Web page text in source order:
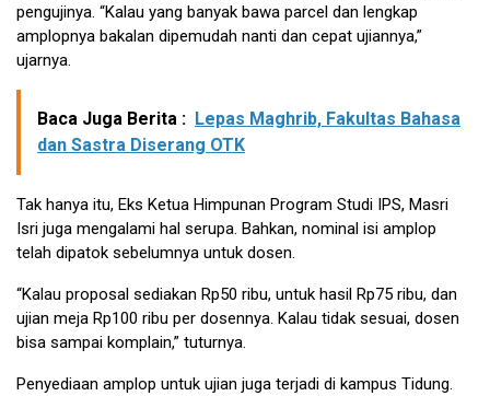
pengujinya. “Kalau yang banyak bawa parcel dan lengkap
amplopnya bakalan dipemudah nanti dan cepat ujiannya,”
ujarnya.
Baca Juga Berita : Lepas Maghrib, Fakultas Bahasa
dan Sastra Diserang OTK
Tak hanya itu, Eks Ketua Himpunan Program Studi IPS, Masri
Isri juga mengalami hal serupa. Bahkan, nominal isi amplop
telah dipatok sebelumnya untuk dosen.
“Kalau proposal sediakan Rp50 ribu, untuk hasil Rp75 ribu, dan
ujian meja Rp100 ribu per dosennya. Kalau tidak sesuai, dosen
bisa sampai komplain,” tuturnya.
Penyediaan amplop untuk ujian juga terjadi di kampus Tidung.